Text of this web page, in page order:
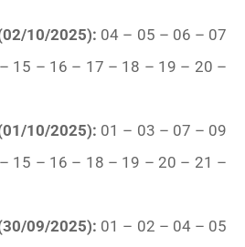
10/2025): 04 – 05 – 06 – 07
15 – 16 – 17 – 18 – 19 – 20 –
10/2025): 01 – 03 – 07 – 09
15 – 16 – 18 – 19 – 20 – 21 –
09/2025): 01 – 02 – 04 – 05